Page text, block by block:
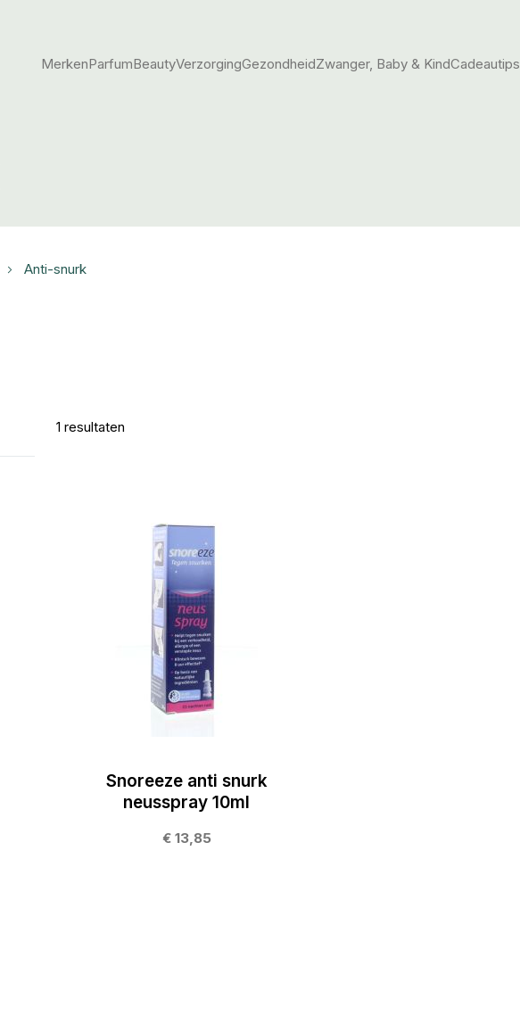
MerkenParfumBeautyVerzorgingGezondheidZwanger, Baby & KindCadeautips
Anti-snurk
1 resultaten
Snoreeze anti snurk
neusspray 10ml
€ 13,85